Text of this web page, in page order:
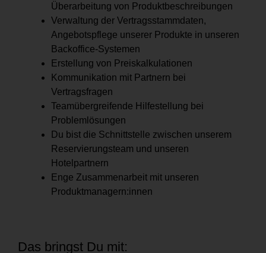
Überarbeitung von Produktbeschreibungen
Verwaltung der Vertragsstammdaten,
Angebotspflege unserer Produkte in unseren
Backoffice-Systemen
Erstellung von Preiskalkulationen
Kommunikation mit Partnern bei
Vertragsfragen
Teamübergreifende Hilfestellung bei
Problemlösungen
Du bist die Schnittstelle zwischen unserem
Reservierungsteam und unseren
Hotelpartnern
Enge Zusammenarbeit mit unseren
Produktmanagern:innen
Das bringst Du mit: